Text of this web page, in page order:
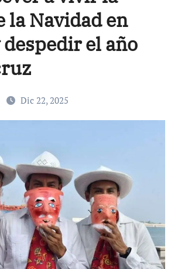
la Navidad en
el año
Dic 22, 2025